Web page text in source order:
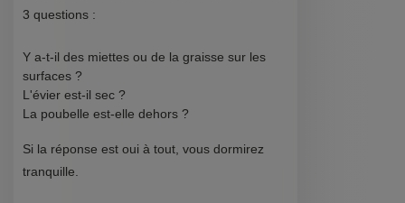
3 questions :
Y a-t-il des miettes ou de la graisse sur les
surfaces ?
L'évier est-il sec ?
La poubelle est-elle dehors ?
Si la réponse est oui à tout, vous dormirez
tranquille.